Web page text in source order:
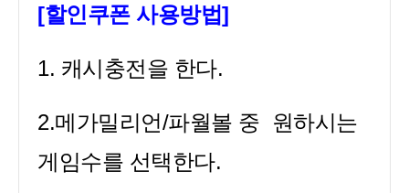
[할인쿠폰 사용방법]
1. 캐시충전을 한다.
2.메가밀리언/파월볼 중 원하시는
게임수를 선택한다.